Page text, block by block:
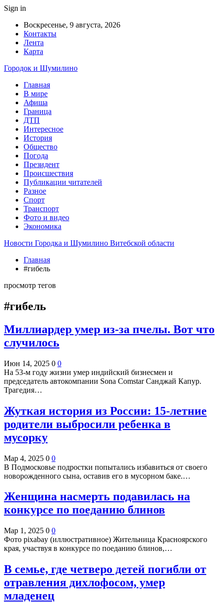
Sign in
Воскресенье, 9 августа, 2026
Контакты
Лента
Карта
Городок и Шумилино
Главная
В мире
Афиша
Граница
ДТП
Интересное
История
Общество
Погода
Президент
Происшествия
Публикации читателей
Разное
Спорт
Транспорт
Фото и видео
Экономика
Новости Городка и Шумилино Витебской области
Главная
#гибель
просмотр тегов
#гибель
Миллиардер умер из-за пчелы. Вот что
случилось
Июн 14, 2025 0 0
На 53-м году жизни умер индийский бизнесмен и
председатель автокомпании Sona Comstar Санджай Капур.
Трагедия…
Жуткая история из России: 15-летние
родители выбросили ребенка в
мусорку
Мар 4, 2025 0 0
В Подмосковье подростки попытались избавиться от своего
новорожденного сына, оставив его в мусорном баке.…
Женщина насмерть подавилась на
конкурсе по поеданию блинов
Мар 1, 2025 0 0
Фото pixabay (иллюстративное) Жительница Красноярского
края, участвуя в конкурсе по поеданию блинов,…
В семье, где четверо детей погибли от
отравления дихлофосом, умер
младенец